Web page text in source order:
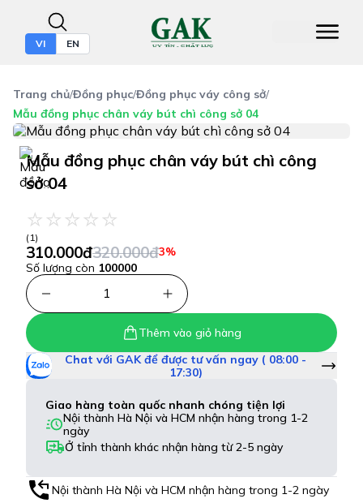
VI EN
Trang chủ/Đồng phục/Đồng phục váy công sở/
Mẫu đồng phục chân váy bút chì công sở 04
Mẫu đồng phục chân váy bút chì công
sở 04
(1)
310.000đ320.000đ3%
Số lượng còn 100000
1
Thêm vào giỏ hàng
Chat với GAK để được tư vấn ngay ( 08:00 -
17:30)
Giao hàng toàn quốc nhanh chóng tiện lợi
Nội thành Hà Nội và HCM nhận hàng trong 1-2
ngày
Ở tỉnh thành khác nhận hàng từ 2-5 ngày
Nội thành Hà Nội và HCM nhận hàng trong 1-2 ngày